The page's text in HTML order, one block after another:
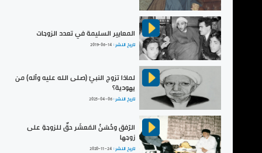
المعايير السليمة في تعدد الزوجات
تاريخ النشر : 2019-06-14
لماذا تزوج النبيّ (صلى الله عليه وآله) من
يهودية؟
تاريخ النشر :2025-04-06
الرّفق وحُسْنُ المَعشَر حقٌ للزوجةِ على
زوجها
تاريخ النشر : 2020-11-24